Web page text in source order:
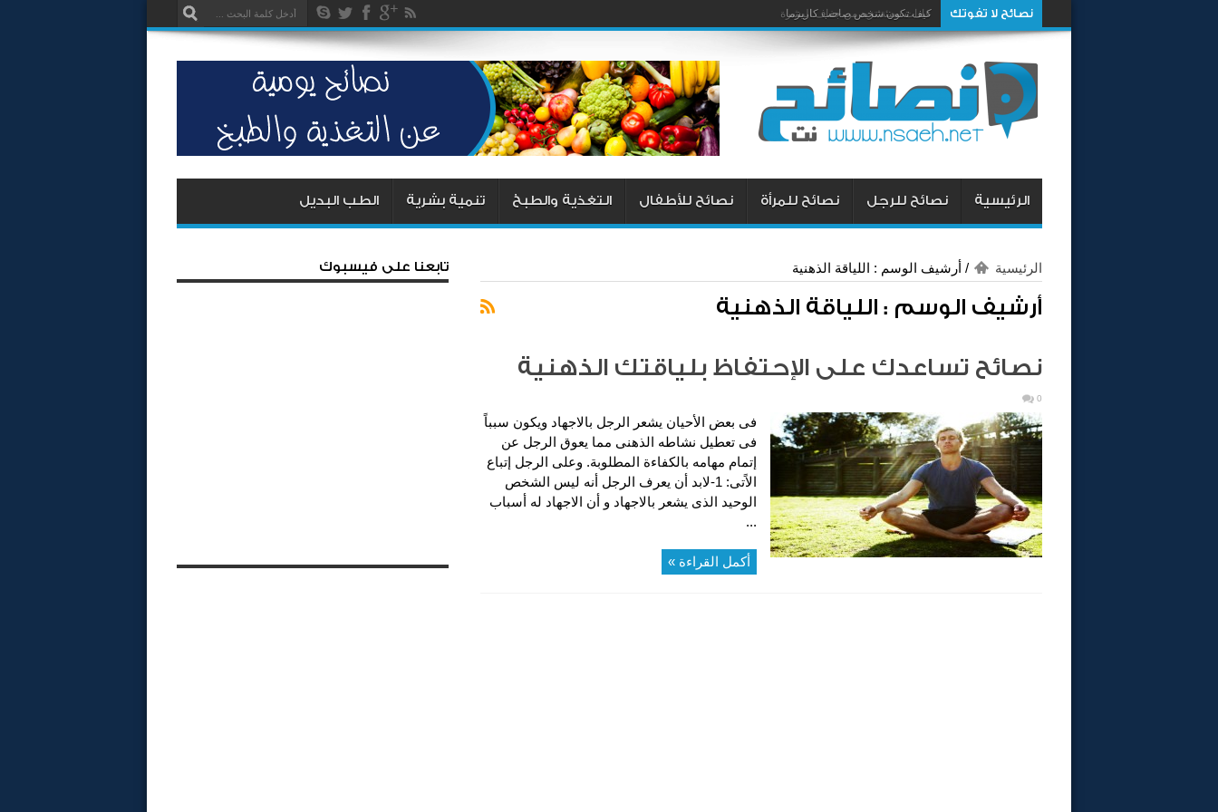
نصائح لا تفوتك كيف تكون شخص صاحب كاريزما
الرئيسية نصائح للرجل نصائح للمرأة نصائح للأطفال التغذية والطبخ تنمية بشرية الطب البديل
الرئيسية / أرشيف الوسم : اللياقة الذهنية
أرشيف الوسم : اللياقة الذهنية
نصائح تساعدك على الإحتفاظ بلياقتك الذهنية
0
فى بعض الأحيان يشعر الرجل بالاجهاد ويكون سبباً
فى تعطيل نشاطه الذهنى مما يعوق الرجل عن
إتمام مهامه بالكفاءة المطلوبة. وعلى الرجل إتباع
الاًتى: 1-لابد أن يعرف الرجل أنه ليس الشخص
الوحيد الذى يشعر بالاجهاد و أن الاجهاد له أسباب
...
أكمل القراءة »
تابعنا على فيسبوك